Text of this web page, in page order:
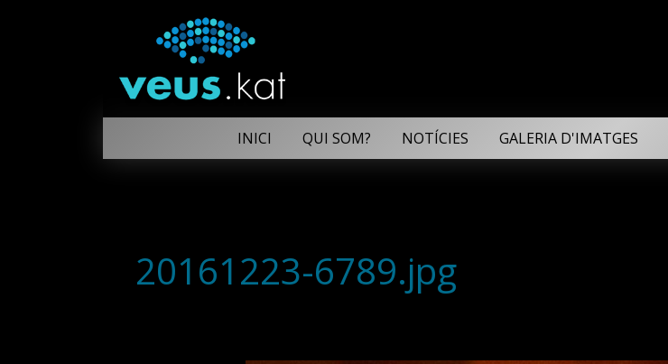
INICI QUI SOM? NOTÍCIES GALERIA D'IMATGES
20161223-6789.jpg